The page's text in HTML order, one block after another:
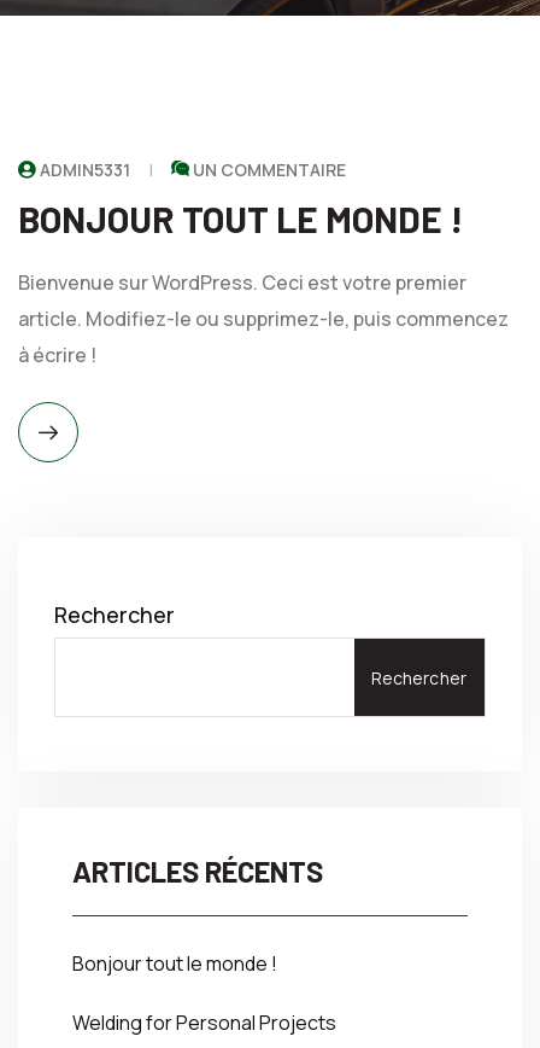
ADMIN5331 UN COMMENTAIRE
BONJOUR TOUT LE MONDE !
Bienvenue sur WordPress. Ceci est votre premier
article. Modifiez-le ou supprimez-le, puis commencez
à écrire !
Rechercher
Rechercher
ARTICLES RÉCENTS
Bonjour tout le monde !
Welding for Personal Projects